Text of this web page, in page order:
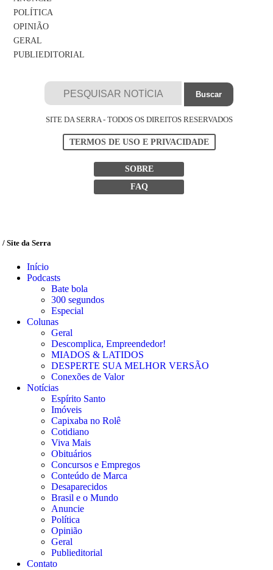
POLÍTICA
OPINIÃO
GERAL
PUBLIEDITORIAL
SITE DA SERRA - TODOS OS DIREITOS RESERVADOS
TERMOS DE USO E PRIVACIDADE
SOBRE
FAQ
/ Site da Serra
Início
Podcasts
Bate bola
300 segundos
Especial
Colunas
Geral
Descomplica, Empreendedor!
MIADOS & LATIDOS
DESPERTE SUA MELHOR VERSÃO
Conexões de Valor
Notícias
Espírito Santo
Imóveis
Capixaba no Rolê
Cotidiano
Viva Mais
Obituários
Concursos e Empregos
Conteúdo de Marca
Desaparecidos
Brasil e o Mundo
Anuncie
Política
Opinião
Geral
Publieditorial
Contato